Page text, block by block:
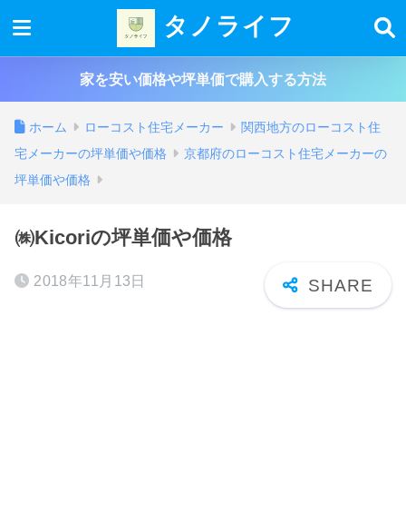
タノライフ
家を安い価格や坪単価で購入する方法
ホーム ローコスト住宅メーカー
関西地方のローコスト住
宅メーカーの坪単価や価格
京都府のローコスト住宅メーカーの
坪単価や価格
㈱Kicoriの坪単価や価格
2018年11月13日